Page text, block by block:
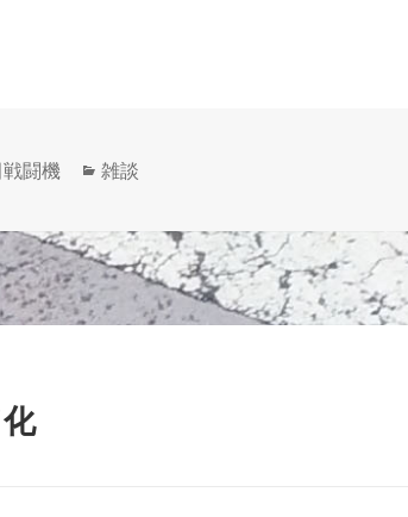
闘機
カ
ゴ
リ
ー
雑談